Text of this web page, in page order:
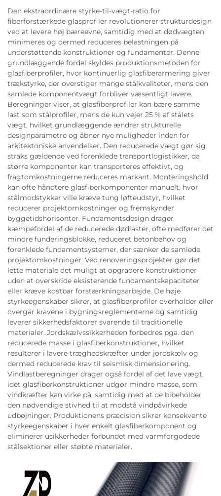
Den ekstraordinære styrke-til-vægt-ratio for
fiberforstærkede glasprofiler revolutionerer strukturdesign
ved at levere høj bæreevne, samtidig med at dødvægten
minimeres og dermed reduceres belastningen på
understøttende konstruktioner og fundamenter. Denne
grundlæggende fordel skyldes produktionsmetoden for
glasfiberprofiler, hvor kontinuerlig glasfiberarmering giver
trækstyrke, der overstiger mange stålkvaliteter, mens den
samlede komponentvægt forbliver væsentligt lavere.
Beregninger viser, at glasfiberprofiler kan bære samme
last som stålprofiler, mens de kun vejer 25 % af stålets
vægt, hvilket grundlæggende ændrer strukturelle
designparametre og åbner nye muligheder inden for
arkitektoniske anvendelser. Den reducerede vægt gør sig
straks gældende ved forenklede transportlogistikker, da
større komponenter kan transporteres effektivt, og
fragtomkostningerne reduceres markant. Monteringshold
kan ofte håndtere glasfiberkomponenter manuelt, hvor
stålmodstykker ville kræve tung løfteudstyr, hvilket
reducerer projektomkostninger og fremskynder
byggetidshorisonter. Fundamentsdesign drager
kæmpefordel af de reducerede dødlaster, ofte medfører det
mindre funderingsblokke, reduceret betonbehov og
forenklede fundamentsystemer, der sænker de samlede
projektomkostninger. Ved renoveringsprojekter gør det
lette materiale det muligt at opgradere konstruktioner
uden at overskride eksisterende fundamentskapaciteter
eller kræve kostbar forstærkningsarbejde. De høje
styrkeegenskaber sikrer, at glasfiberprofiler overholder eller
overgår kravene i bygningsreglementerne og samtidig
leverer sikkerhedsfaktorer svarende til traditionelle
materialer. Jordskælvssikkerheden forbedres pga. den
reducerede masse i glasfiberkonstruktioner, hvilket
resulterer i lavere træghedskræfter under jordskælv og
dermed reducerede krav til seismisk dimensionering.
Vindlastberegninger drager også fordel af det lave vægt,
idet glasfiberkonstruktioner udgør mindre masse, som
vindkræfter kan virke på, samtidig med at de bibeholder
den nødvendige stivhed til at modstå vindpåvirkede
udbøjninger. Produktionens præcision sikrer konsekvente
styrkeegenskaber i hver enkelt glasfiberkomponent og
eliminerer usikkerheder forbundet med varmforgodede
stålsektioner eller støbte materialer.